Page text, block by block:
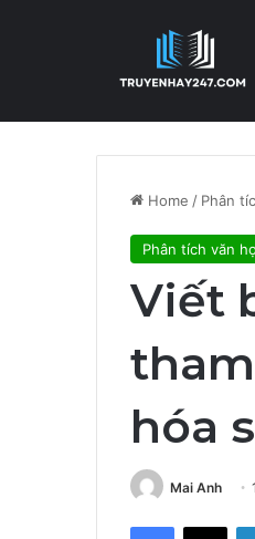
Home / Phân
Phân tích văn
Viết
hóa
Mai Anh